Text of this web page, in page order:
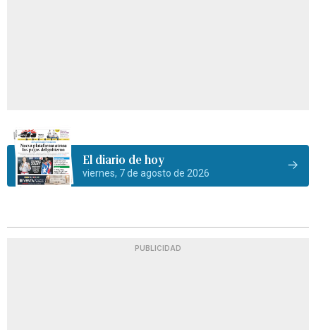
El diario de hoy
viernes, 7 de agosto de 2026
PUBLICIDAD